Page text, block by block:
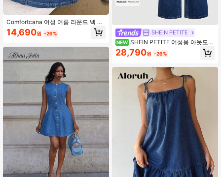
Comfortcana 여성 여름 라운드 넥 백
리스 타이업 민소매 데님 드레스
14,690원 -26% SHEIN PETITE
NEW SHEIN PETITE 여성용 아웃도어
패션 사계절 홀터넥 멀티포켓 버튼업
페티트 블루 데님 세트
28,790원 -26%